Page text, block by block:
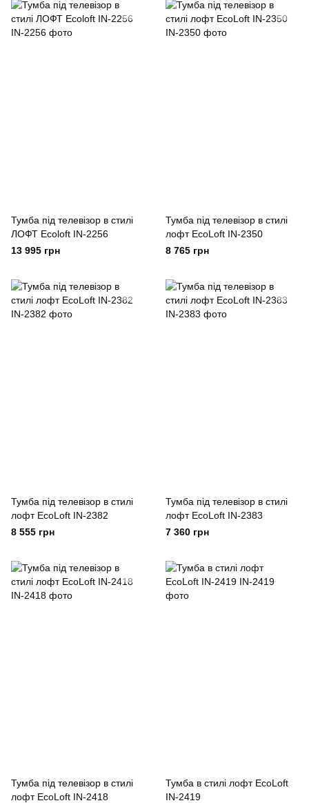
Тумба під телевізор в стилі
ЛОФТ Ecoloft IN-2256
13 995 грн
Тумба під телевізор в стилі
лофт EcoLoft IN-2350
8 765 грн
Тумба під телевізор в стилі
лофт EcoLoft IN-2382
8 555 грн
Тумба під телевізор в стилі
лофт EcoLoft IN-2383
7 360 грн
Тумба під телевізор в стилі
лофт EcoLoft IN-2418
Тумба в стилі лофт EcoLoft
IN-2419